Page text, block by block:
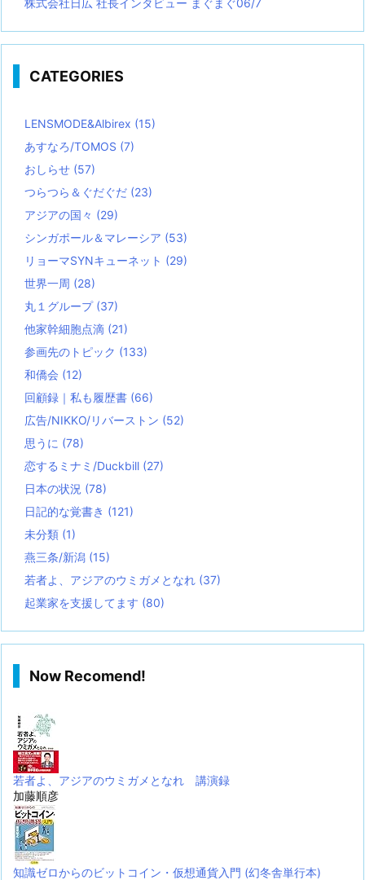
株式会社日広 社長インタビュー まぐまぐ06/7
CATEGORIES
LENSMODE&Albirex (15)
あすなろ/TOMOS (7)
おしらせ (57)
つらつら＆ぐだぐだ (23)
アジアの国々 (29)
シンガポール＆マレーシア (53)
リョーマSYNキューネット (29)
世界一周 (28)
丸１グループ (37)
他家幹細胞点滴 (21)
参画先のトピック (133)
和僑会 (12)
回顧録｜私も履歴書 (66)
広告/NIKKO/リバーストン (52)
思うに (78)
恋するミナミ/Duckbill (27)
日本の状況 (78)
日記的な覚書き (121)
未分類 (1)
燕三条/新潟 (15)
若者よ、アジアのウミガメとなれ (37)
起業家を支援してます (80)
Now Recomend!
若者よ、アジアのウミガメとなれ 講演録
加藤順彦
知識ゼロからのビットコイン・仮想通貨入門 (幻冬舎単行本)